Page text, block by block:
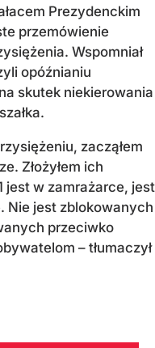
Prezydenckim
przemówienie
Wspomniał
opóźnianiu
skutek niekierowania
zacząłem
Złożyłem ich
jest w zamrażarce, jest
Nie jest zblokowanych
przeciwko
– tłumaczył